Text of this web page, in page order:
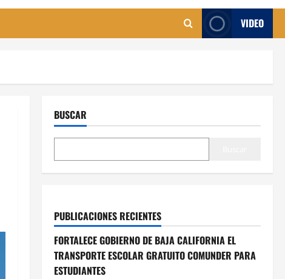
VIDEO
BUSCAR
PUBLICACIONES RECIENTES
FORTALECE GOBIERNO DE BAJA CALIFORNIA EL
TRANSPORTE ESCOLAR GRATUITO COMUNDER PARA
ESTUDIANTES